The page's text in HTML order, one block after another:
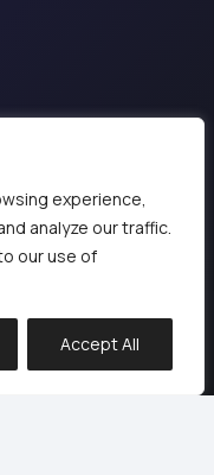
experience,
analyze our traffic.
our use of
Accept All
Policy
& Development by